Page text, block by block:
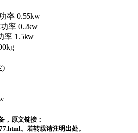
率 0.55kw
率 0.2kw
率 1.5kw
)
，原文链接：
。若转载请注明出处。